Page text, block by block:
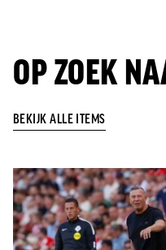
OP ZOEK
BEKIJK ALLE ITEMS